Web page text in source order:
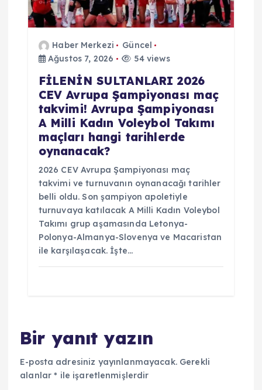
Haber Merkezi
Güncel
Ağustos 7, 2026
54 views
FİLENİN SULTANLARI 2026
CEV Avrupa Şampiyonası maç
takvimi! Avrupa Şampiyonası
A Milli Kadın Voleybol Takımı
maçları hangi tarihlerde
oynanacak?
2026 CEV Avrupa Şampiyonası maç
takvimi ve turnuvanın oynanacağı tarihler
belli oldu. Son şampiyon apoletiyle
turnuvaya katılacak A Milli Kadın Voleybol
Takımı grup aşamasında Letonya-
Polonya-Almanya-Slovenya ve Macaristan
ile karşılaşacak. İşte…
Bir yanıt yazın
E-posta adresiniz yayınlanmayacak. Gerekli
alanlar* ile işaretlenmişlerdir